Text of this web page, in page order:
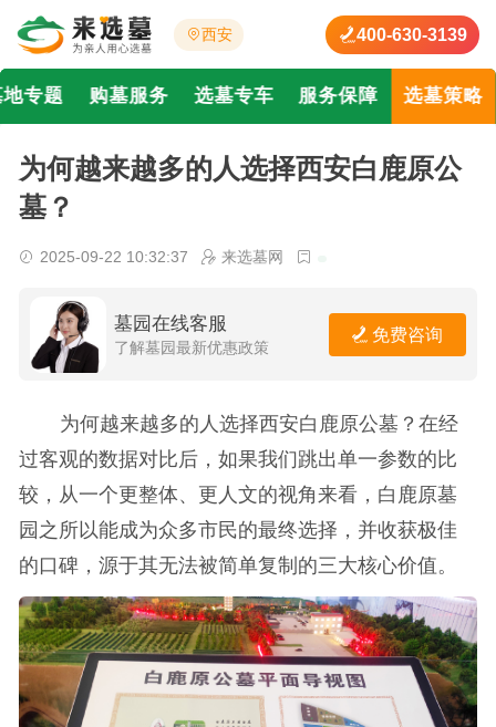
西安 400-630-3139
地专题 购墓服务 选墓专车 服务保障 选墓策略
为何越来越多的人选择西安白鹿原公
墓？
2025-09-22 10:32:37 来选墓网
墓园在线客服
了解墓园最新优惠政策
免费咨询
为何越来越多的人选择西安白鹿原公墓？在经
过客观的数据对比后，如果我们跳出单一参数的比
较，从一个更整体、更人文的视角来看，白鹿原墓
园之所以能成为众多市民的最终选择，并收获极佳
的口碑，源于其无法被简单复制的三大核心价值。